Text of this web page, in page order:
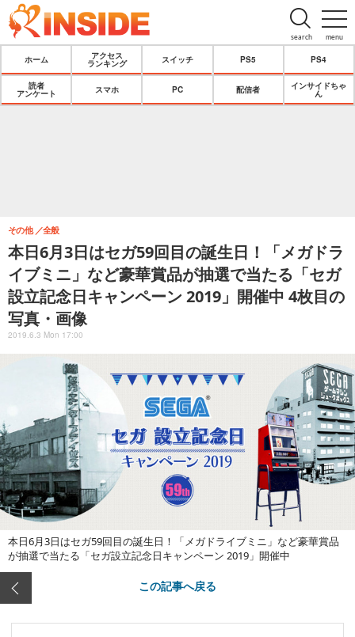
menu
search
ホーム
アクセス
ランキング
スイッチ PS5 PS4
読者
アンケート
スマホ PC 配信者
インサイドちゃ
ん
本日6月3日はセガ59回目の誕生日！「メガドラ
イブミニ」など豪華賞品が抽選で当たる「セガ
設立記念日キャンペーン 2019」開催中 4枚目の
写真・画像
その他 全般
2019.6.3 Mon 17:00
本日6月3日はセガ59回目の誕生日！「メガドライブミニ」など豪華賞品
が抽選で当たる「セガ設立記念日キャンペーン 2019」開催中
この記事へ戻る